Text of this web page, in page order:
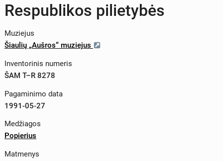
Respublikos pilietybės
Muziejus
Šiaulių „Aušros“ muziejus
Inventorinis numeris
ŠAM T–R 8278
Pagaminimo data
1991-05-27
Medžiagos
Popierius
Matmenys